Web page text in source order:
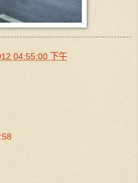
04:55:00 下午